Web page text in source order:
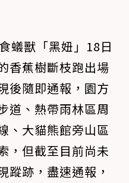
蟻獸「黑妞」18日
香蕉樹斷枝跑出場
後隨即通報，園方
道、熱帶雨林區周
、大貓熊館旁山區
，但截至目前尚未
蹤跡，盡速通報，